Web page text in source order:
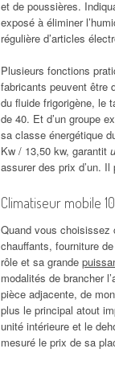
et de poussières.
exposé à éliminer
régulière d’articles
Plusieurs fonctions
fabricants peuvent être
du fluide frigorigène, le
de 40. Et d’un groupe
sa classe énergétique
Kw / 13,50 kw, garantit
assurer des prix d’un.
Climatiseur mobile
Quand vous choisissez
chauffants, fourniture
rôle et sa grande
modalités de brancher
pièce adjacente, de
plus le principal atout
unité intérieure et le
mesuré le prix de sa